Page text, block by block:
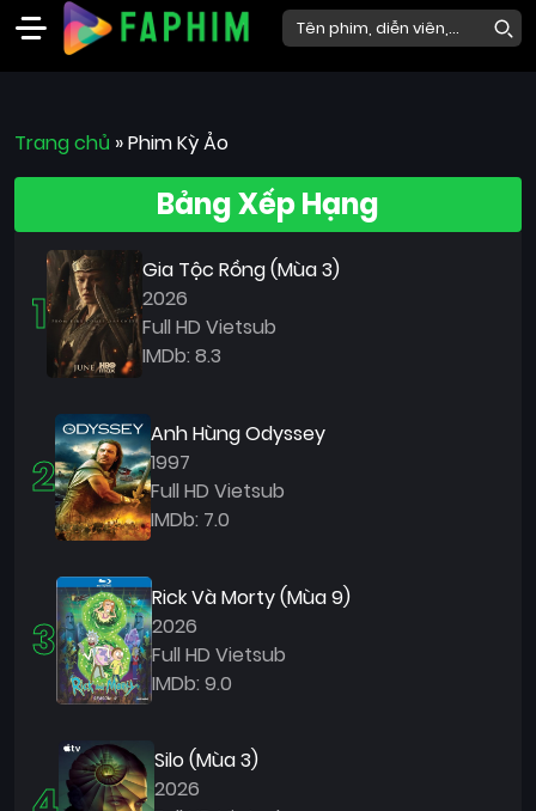
Phim
Mới
Lẻ
Phim
Bộ
Phim
Rạp
Thể
loại
Gia
Blog
sưu
Trang chủ »Phim Kỳ Ảo
Bảng Xếp Hạng
1
Gia Tộc Rồng (Mùa 3)
2026
Full HD Vietsub
IMDb: 8.3
2
Anh Hùng Odyssey
1997
Full HD Vietsub
IMDb: 7.0
3
Rick Và Morty (Mùa 9)
2026
Full HD Vietsub
IMDb: 9.0
Silo (Mùa 3)
2026